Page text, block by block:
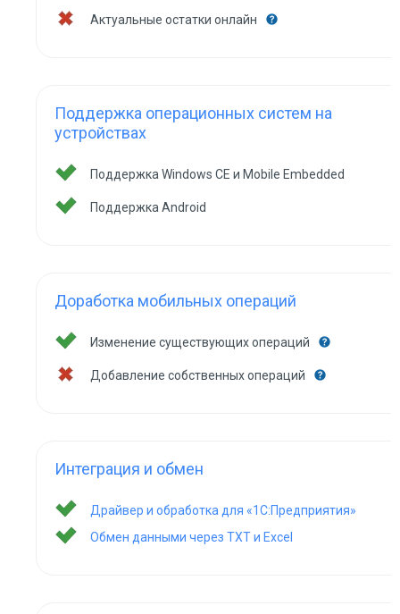
Актуальные остатки онлайн
Поддержка операционных систем на
устройствах
Поддержка Windows CE и Mobile Embedded
Поддержка Android
Доработка мобильных операций
Изменение существующих операций
Добавление собственных операций
Интеграция и обмен
Драйвер и обработка для «1С:Предприятия»
Обмен данными через TXT и Excel